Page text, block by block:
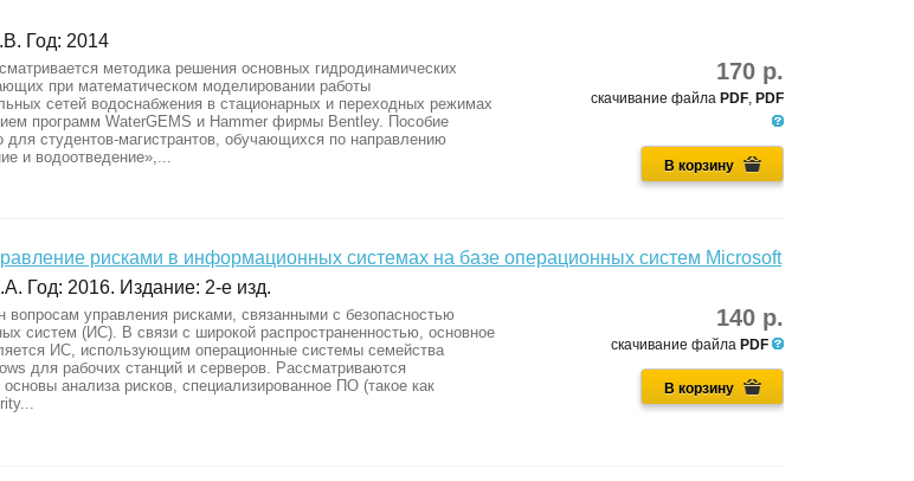
Год: 2014
170 р.
скачивание файла PDF, PDF
В корзину
методика решения основных гидродинамических
при математическом моделировании работы
сетей водоснабжения в стационарных и переходных режимах
программ WaterGEMS и Hammer фирмы Bentley. Пособие
для студентов-магистрантов, обучающихся по направлению
и водоотведение»,...
рисками в информационных системах на базе операционных систем Microsoft
Год: 2016. Издание: 2-е изд.
140 р.
скачивание файла PDF
В корзину
вопросам управления рисками, связанными с безопасностью
систем (ИС). В связи с широкой распространенностью, основное
ИС, использующим операционные системы семейства
для рабочих станций и серверов. Рассматриваются
основы анализа рисков, специализированное ПО (такое как